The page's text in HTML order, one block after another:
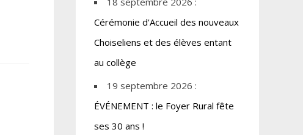
Cérémonie d'Accueil des nouveaux
Choiseliens et des élèves entant
au collège
19 septembre 2026 :
ÉVÉNEMENT : le Foyer Rural fête
ses 30 ans !